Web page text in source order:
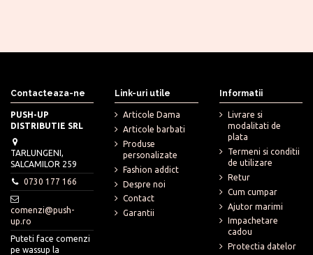
Contacteaza-ne
PUSH-UP
DISTRIBUTIE SRL
TARLUNGENI,
SALCAMILOR 259
0730 177 166
comenzi@push-
up.ro
Puteti face comenzi
pe wassup la
Link-uri utile
Articole Dama
Articole barbati
Produse
personalizate
Fashion addict
Despre noi
Contact
Garantii
Informatii
Livrare si
modalitati de
plata
Termeni si conditii
de utilizare
Retur
Cum cumpar
Ajutor marimi
Impachetare
cadou
Protectia datelor